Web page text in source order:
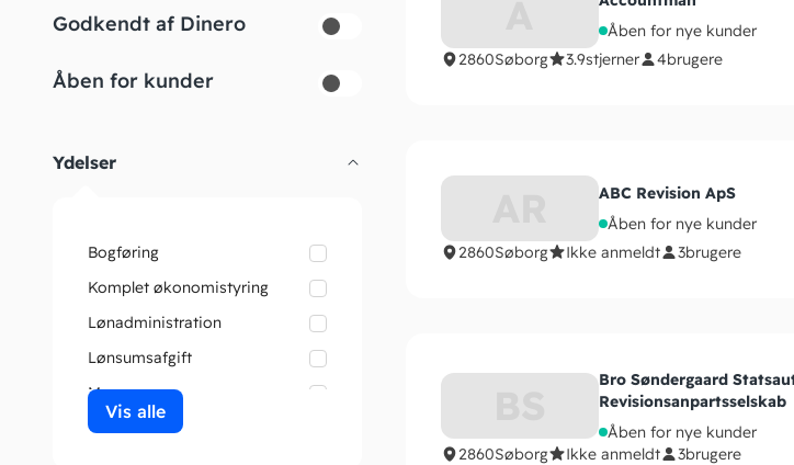
Godkendt af Dinero
Åben for kunder
Ydelser
Bogføring
Komplet økonomistyring
Lønadministration
Lønsumsafgift
Moms
Rådgivning
Vis alle
Åben for nye kunder
2860Søborg 3.9stjerner 4brugere
ABC Revision ApS
Åben for nye kunder
2860Søborg Ikke anmeldt 3brugere
Bro Søndergaard
Revisionsanpartsselskab
Åben for nye kunder
2860Søborg Ikke anmeldt 3brugere